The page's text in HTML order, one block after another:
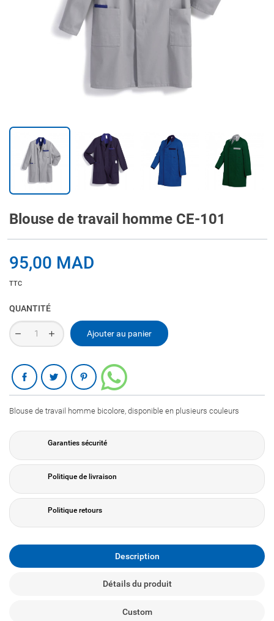
Blouse de travail homme CE-101
95,00 MAD
TTC
QUANTITÉ
Ajouter au panier
Partager
Blouse de travail homme bicolore, disponible en plusieurs couleurs
Garanties sécurité
Politique de livraison
Politique retours
Description
Détails du produit
Custom